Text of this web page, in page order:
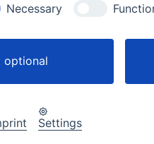
Necessary
optional
Settings